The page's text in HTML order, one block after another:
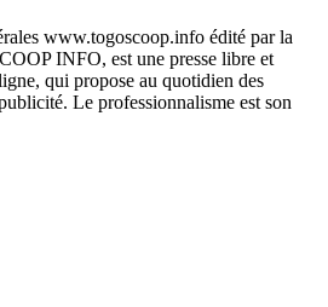
www.togoscoop.info édité par la
INFO, est une presse libre et
qui propose au quotidien des
Le professionnalisme est son